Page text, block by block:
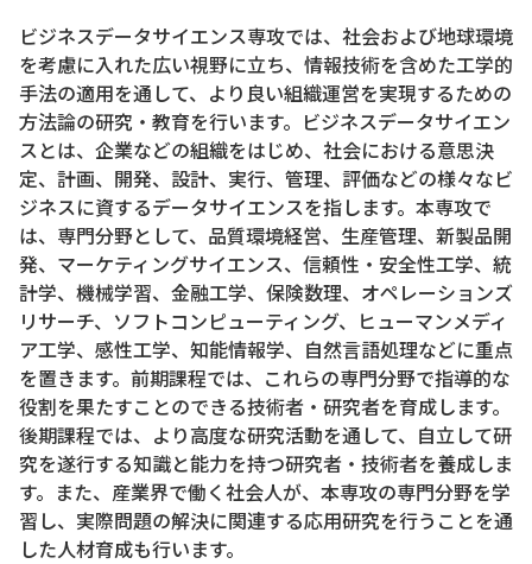
ビジネスデータサイエンス専攻では、社会および地球環境
を考慮に入れた広い視野に立ち、情報技術を含めた工学的
手法の適用を通して、より良い組織運営を実現するための
方法論の研究・教育を行います。ビジネスデータサイエン
スとは、企業などの組織をはじめ、社会における意思決
定、計画、開発、設計、実行、管理、評価などの様々なビ
ジネスに資するデータサイエンスを指します。本専攻で
は、専門分野として、品質環境経営、生産管理、新製品開
発、マーケティングサイエンス、信頼性・安全性工学、統
計学、機械学習、金融工学、保険数理、オペレーションズ
リサーチ、ソフトコンピューティング、ヒューマンメディ
ア工学、感性工学、知能情報学、自然言語処理などに重点
を置きます。前期課程では、これらの専門分野で指導的な
役割を果たすことのできる技術者・研究者を育成します。
後期課程では、より高度な研究活動を通して、自立して研
究を遂行する知識と能力を持つ研究者・技術者を養成しま
す。また、産業界で働く社会人が、本専攻の専門分野を学
習し、実際問題の解決に関連する応用研究を行うことを通
した人材育成も行います。